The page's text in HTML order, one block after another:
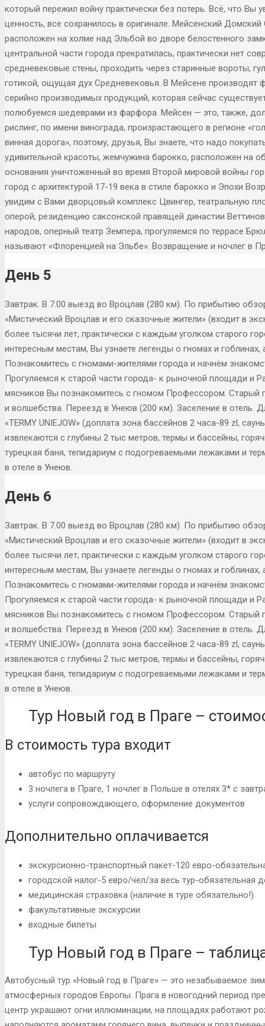
который пережил войну практически без потерь. Всё, что Вы
ценность, все сохранилось в оригинале. Мейсенский
расположен на холме над Эльбой во дворе белостенного
центральной части города прекратилась, практически нет
средневековые стены, проходить через старинные вороты,
готикой, ощущая дух Средневековья. В Мейсене производят
серийно производимых продукций, которая сейчас
полюбуемся шедеврами из фарфора. Мейсен — это, также,
рислинг, по имени винограда, произрастающего в регионе
винная дорога», поэтому, друзья, Вы знаете, что надо
удивительной красоты, жемчужина барокко, расположен на
основания уничтоженный во время Второй мировой войны
город с архитектурой 17-19 века в стиле барокко и Эпохи
увидим с Вами дворцовый комплекс Цвингер, театральную
оперой, резиденцию саксонской правящей династии
народов, оперный театр Земпера, прогуляемся по террасе
называют «Флоренцией на Эльбе». Возвращение и ночлег в
День 5
Завтрак. В 7.00 выезд во Вроцлав (280 км). По прибытию
«Мистический Вроцлав и его сказочные жители» (входит в
более тысячи лет, практически с каждым уголком старого
интересным местам, Вы узнаете легенды о гномах и
Познакомитесь с гномами-жителями города и начнём
Прогуляемся к старой части города- к рыночной площади и
мясников Вы познакомитесь с гномом Профессором. Старый
и волшебства. Переезд в Унеюв (200 км). Заселение в
«TERMY UNIEJOW» (доплата зона бассейнов 2 часа-89 zl,
извлекаются c глубины 2 тыс метров, термы и бассейны,
турецкая баня, тепидариум с подогреваемыми лежаками и
в отеле в Унеюв.
День 6
Завтрак. В 7.00 выезд во Вроцлав (280 км). По прибытию
«Мистический Вроцлав и его сказочные жители» (входит в
более тысячи лет, практически с каждым уголком старого
интересным местам, Вы узнаете легенды о гномах и
Познакомитесь с гномами-жителями города и начнём
Прогуляемся к старой части города- к рыночной площади и
мясников Вы познакомитесь с гномом Профессором. Старый
и волшебства. Переезд в Унеюв (200 км). Заселение в
«TERMY UNIEJOW» (доплата зона бассейнов 2 часа-89 zl,
извлекаются c глубины 2 тыс метров, термы и бассейны,
турецкая баня, тепидариум с подогреваемыми лежаками и
в отеле в Унеюв.
Тур Новый год в Праге –
В стоимость тура входит
автобус по маршруту
3 ночлега в Праге, 1 ночлег в Польше в отелях 3* с
услуги сопровождающего, оформление документов
Дополнительно оплачивается
экскурсионно-транспортный пакет-120 евро-
городской налог-5 евро/чел/за весь тур-обязательная
медицинская страховка (наличие в туре обязательно!)
факультативные экскурсии
входные билеты
Тур Новый год в Праге –
Автобусный тур «Новый год в Праге» — это незабываемое
атмосферных городов Европы. Прага в новогодний период
центр украшают огни иллюминации, на площадях работают